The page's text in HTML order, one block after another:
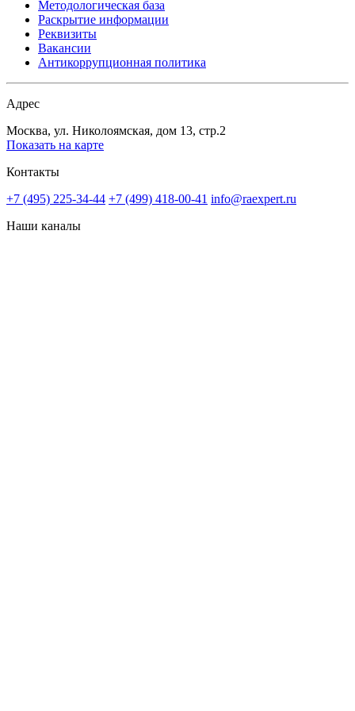
Методологическая база
Раскрытие информации
Реквизиты
Вакансии
Антикоррупционная политика
Адрес
Москва, ул. Николоямская, дом 13, стр.2
Показать на карте
Контакты
+7 (495) 225-34-44 +7 (499) 418-00-41 info@raexpert.ru
Наши каналы